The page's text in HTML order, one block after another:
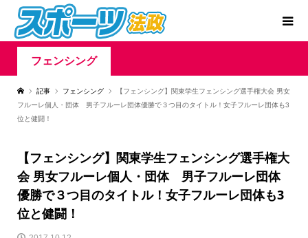
フェンシング
記事 フェンシング
【フェンシング】関東学生フェンシング選手権大会 男女
フルーレ個人・団体 男子フルーレ団体優勝で３つ目のタイトル！女子フルーレ団体も3
位と健闘！
【フェンシング】関東学生フェンシング選手権大
会 男女フルーレ個人・団体 男子フルーレ団体
優勝で３つ目のタイトル！女子フルーレ団体も3
位と健闘！